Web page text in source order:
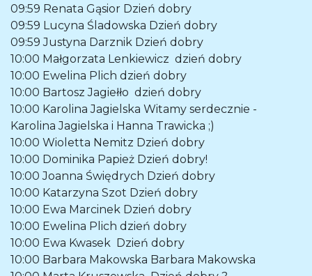
09:59 Renata Gąsior Dzień dobry
09:59 Lucyna Śladowska Dzień dobry
09:59 Justyna Darznik Dzień dobry
10:00 Małgorzata Lenkiewicz dzień dobry
10:00 Ewelina Plich dzień dobry
10:00 Bartosz Jagiełło dzień dobry
10:00 Karolina Jagielska Witamy serdecznie -
Karolina Jagielska i Hanna Trawicka ;)
10:00 Wioletta Nemitz Dzień dobry
10:00 Dominika Papież Dzień dobry!
10:00 Joanna Świędrych Dzień dobry
10:00 Katarzyna Szot Dzień dobry
10:00 Ewa Marcinek Dzień dobry
10:00 Ewelina Plich dzień dobry
10:00 Ewa Kwasek Dzień dobry
10:00 Barbara Makowska Barbara Makowska